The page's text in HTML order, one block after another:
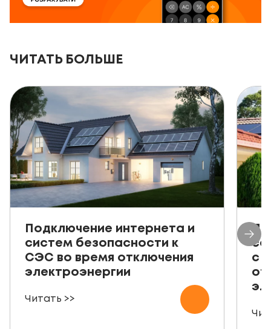
ЧИТАТЬ БОЛЬШЕ
Подключение интернета и
систем безопасности к
СЭС во время отключения
электроэнергии
Читать >>
с